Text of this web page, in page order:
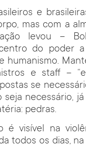
e
mas com a
levou –
do poder a
humanismo.
e staff –
se
seja necessário,
pedras.
é visível na
todos os dias,